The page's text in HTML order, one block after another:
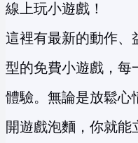
線上玩小遊戲！
這裡有最新的動作、
型的免費小遊戲，每
體驗。無論是放鬆心
開遊戲泡麵，你就能